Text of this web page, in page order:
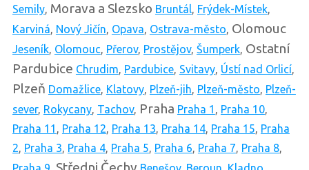
Semily, Morava a Slezsko Bruntál, Frýdek-Místek,
Karviná, Nový Jičín, Opava, Ostrava-město, Olomouc
Jeseník, Olomouc, Přerov, Prostějov, Šumperk, Ostatní
Pardubice Chrudim, Pardubice, Svitavy, Ústí nad Orlicí,
Plzeň Domažlice, Klatovy, Plzeň-jih, Plzeň-město, Plzeň-
sever, Rokycany, Tachov, Praha Praha 1 , Praha 10,
Praha 11 , Praha 12, Praha 13, Praha 14, Praha 15, Praha
2, Praha 3, Praha 4, Praha 5, Praha 6, Praha 7, Praha 8,